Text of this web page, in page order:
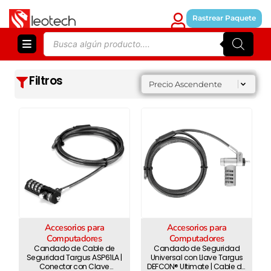
content
Rastrear Paquete
Products
search
Filtros orden
Sort content
Precio Ascendente
Sort content
Accesorios para
Computadores
Candado de Cable de
Seguridad Targus ASP61LA |
Conector con Clave
Accesorios para
Computadores
Candado de Seguridad
Universal con Llave Targus
DEFCON® Ultimate | Cable de